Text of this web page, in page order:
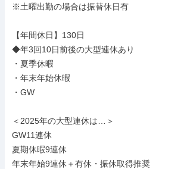
※土曜出勤の場合は振替休日有
【年間休日】130日
◆年3回10日前後の大型連休あり
・夏季休暇
・年末年始休暇
・GW
＜2025年の大型連休は…＞
GW11連休
夏期休暇9連休
年末年始9連休＋有休・振休取得推奨